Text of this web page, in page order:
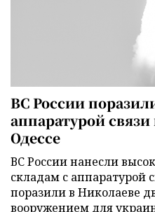
ВС России
аппаратурой
Одессе
ВС России нанесли
складам с аппаратурой
поразили в Николаеве
вооружением для